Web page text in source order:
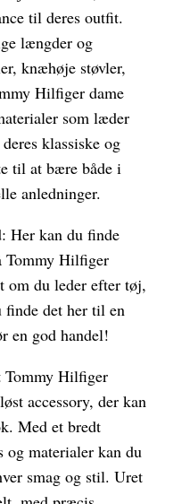
til deres outfit.
længder og
knæhøje støvler,
Hilfiger dame
som læder
klassiske og
til at bære både i
anledninger.
Her kan du finde
Tommy Hilfiger
om du leder efter tøj,
finde det her til en
en god handel!
Tommy Hilfiger
accessory, der kan
Med et bredt
og materialer kan du
smag og stil. Uret